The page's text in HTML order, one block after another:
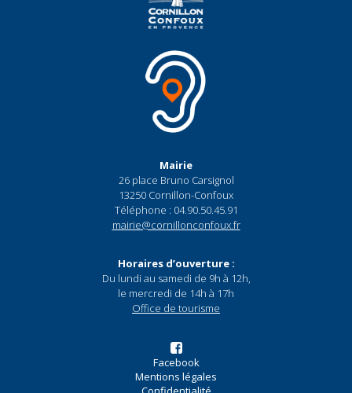
Mairie
26 place Bruno Carsignol
13250 Cornillon-Confoux
Téléphone : 04.90.50.45.91
mairie@cornillonconfoux.fr
Horaires d’ouverture :
Du lundi au samedi de 9h à 12h,
le mercredi de 14h à 17h
Office de tourisme
Facebook
Mentions légales